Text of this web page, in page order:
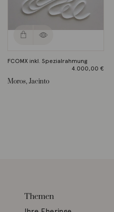
FCOMX inkl. Spezialrahmung
4.000,00 €
Moros, Jacinto
Themen